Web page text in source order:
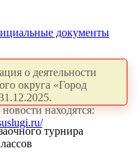
документы
о деятельности
округа «Город
находятся:
турнира